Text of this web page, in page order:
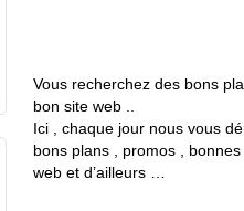
Vous recherchez des bons
bon site web ..
Ici , chaque jour nous vous
bons plans , promos ,
web et d’ailleurs …